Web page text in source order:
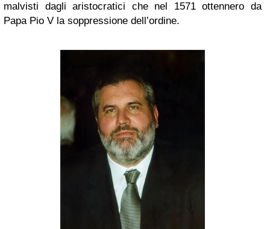
malvisti dagli aristocratici che nel 1571 ottennero da
Papa Pio V la soppressione dell’ordine.